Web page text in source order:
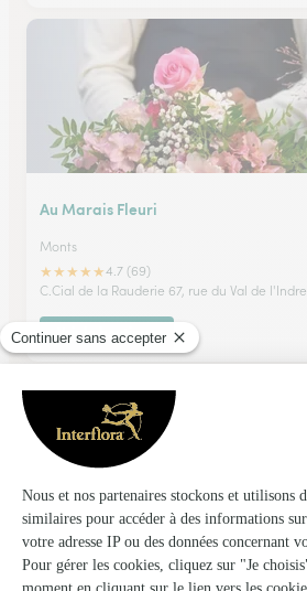
Au Marais Fleuri
Monts
★★★★★4.7 (69)
C.Cial de la Rauderie 67, rue du Val de l'Indre
Voir la boutique
Naturalie Fleurs et Mineraux